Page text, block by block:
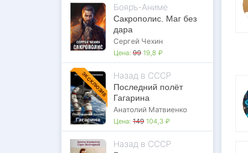
Бояръ-Аниме
Сакрополис. Маг без
дара
Сергей Чехин
Цена: 99 19,8 ₽
ЭКСКЛЮЗИВ Назад в СССР
Последний полёт
Гагарина
Анатолий Матвиенко
Цена: 149 104,3 ₽
Назад в СССР